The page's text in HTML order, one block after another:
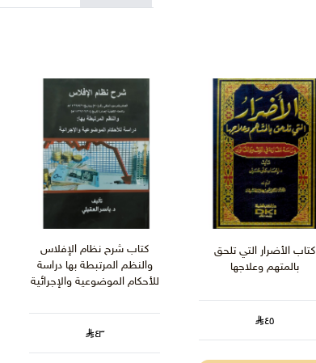
كتاب الأضرار التي تلحق
بالمتهم وعلاجها
٤٥
كتاب شرح نظام الإفلاس
والنظم المرتبطة بها دراسة
للأحكام الموضوعية والإجرائية
٤٣